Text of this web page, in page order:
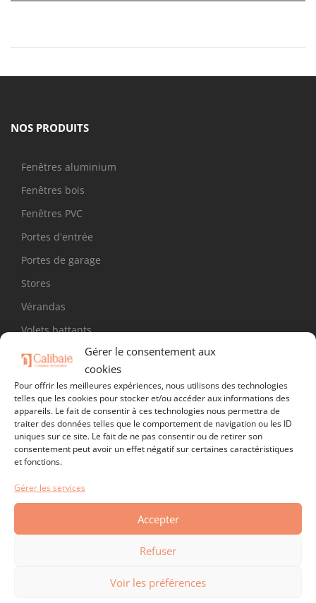
Gérer le consentement aux
cookies
Pour offrir les meilleures expériences, nous utilisons des technologies
telles que les cookies pour stocker et/ou accéder aux informations des
appareils. Le fait de consentir à ces technologies nous permettra de
traiter des données telles que le comportement de navigation ou les ID
uniques sur ce site. Le fait de ne pas consentir ou de retirer son
consentement peut avoir un effet négatif sur certaines caractéristiques
et fonctions.
Gérer les services
Accepter
Refuser
Voir les préférences
NOS PRODUITS
Fenêtres aluminium
Fenêtres bois
Fenêtres PVC
Portes d'entrée
Portes de garage
Stores
Vérandas
Volets battants
Volets roulants
SUIVEZ-NOUS !